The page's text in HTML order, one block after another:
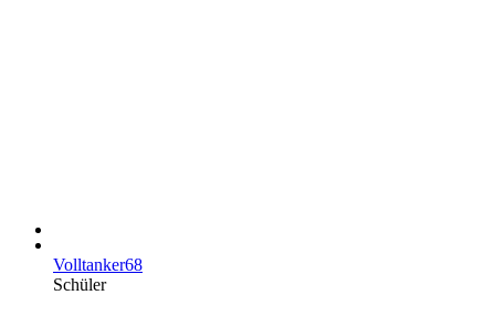
Volltanker68
Schüler